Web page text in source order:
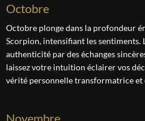
octobre
Octobre plonge dans la profondeur
Scorpion, intensifiant les sentiments.
authenticité par des échanges
laissez votre intuition éclairer vos
vérité personnelle transformatrice et
novembre